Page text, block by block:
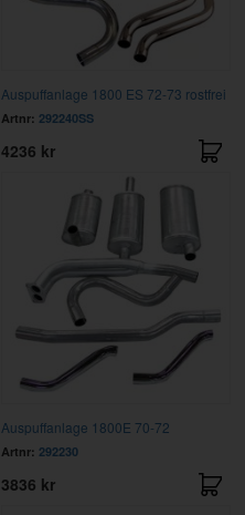
Auspuffanlage 1800 ES 72-73 rostfrei
Artnr: 292240SS
4236 kr
Auspuffanlage 1800E 70-72
Artnr: 292230
3836 kr